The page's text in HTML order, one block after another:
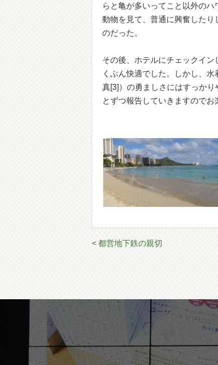
らと亀が多いってこと以外の
動物を見て、普通に興奮した
のだった。
その後、ホテルにチェックイ
くぶん快適でした。しかし、
真[3]）の勇ましさにはすっか
とずつ報告していきますのでお
< 都営地下鉄の親切